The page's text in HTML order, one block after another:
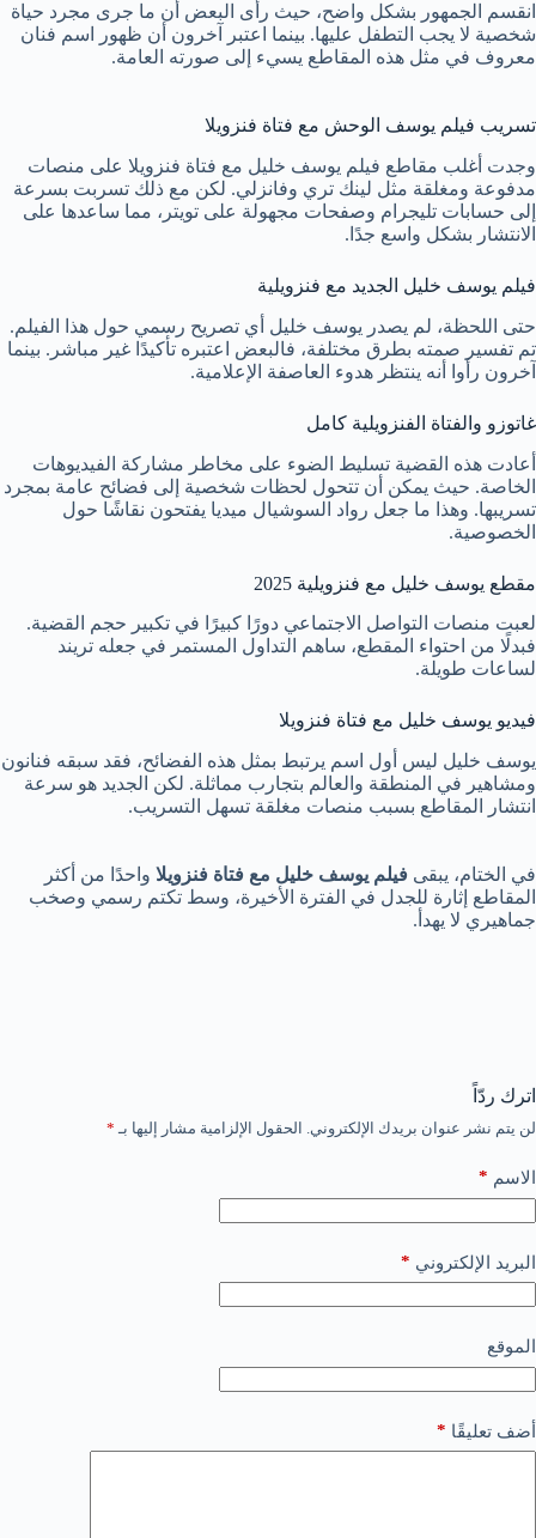
انقسم الجمهور بشكل واضح، حيث رأى البعض أن ما جرى مجرد حياة
شخصية لا يجب التطفل عليها. بينما اعتبر آخرون أن ظهور اسم فنان
معروف في مثل هذه المقاطع يسيء إلى صورته العامة.
تسريب فيلم يوسف الوحش مع فتاة فنزويلا
وجدت أغلب مقاطع فيلم يوسف خليل مع فتاة فنزويلا على منصات
مدفوعة ومغلقة مثل لينك تري وفانزلي. لكن مع ذلك تسربت بسرعة
إلى حسابات تليجرام وصفحات مجهولة على تويتر، مما ساعدها على
الانتشار بشكل واسع جدًا.
فيلم يوسف خليل الجديد مع فنزويلية
حتى اللحظة، لم يصدر يوسف خليل أي تصريح رسمي حول هذا الفيلم.
تم تفسير صمته بطرق مختلفة، فالبعض اعتبره تأكيدًا غير مباشر. بينما
آخرون رأوا أنه ينتظر هدوء العاصفة الإعلامية.
غاتوزو والفتاة الفنزويلية كامل
أعادت هذه القضية تسليط الضوء على مخاطر مشاركة الفيديوهات
الخاصة. حيث يمكن أن تتحول لحظات شخصية إلى فضائح عامة بمجرد
تسريبها. وهذا ما جعل رواد السوشيال ميديا يفتحون نقاشًا حول
الخصوصية.
مقطع يوسف خليل مع فنزويلية 2025
لعبت منصات التواصل الاجتماعي دورًا كبيرًا في تكبير حجم القضية.
فبدلًا من احتواء المقطع، ساهم التداول المستمر في جعله تريند
لساعات طويلة.
فيديو يوسف خليل مع فتاة فنزويلا
يوسف خليل ليس أول اسم يرتبط بمثل هذه الفضائح، فقد سبقه فنانون
ومشاهير في المنطقة والعالم بتجارب مماثلة. لكن الجديد هو سرعة
انتشار المقاطع بسبب منصات مغلقة تسهل التسريب.
في الختام، يبقى فيلم يوسف خليل مع فتاة فنزويلا واحدًا من أكثر
المقاطع إثارة للجدل في الفترة الأخيرة، وسط تكتم رسمي وصخب
جماهيري لا يهدأ.
اترك ردّاً
لن يتم نشر عنوان بريدك الإلكتروني. الحقول الإلزامية مشار إليها بـ *
الاسم *
البريد الإلكتروني *
الموقع
أضف تعليقًا *